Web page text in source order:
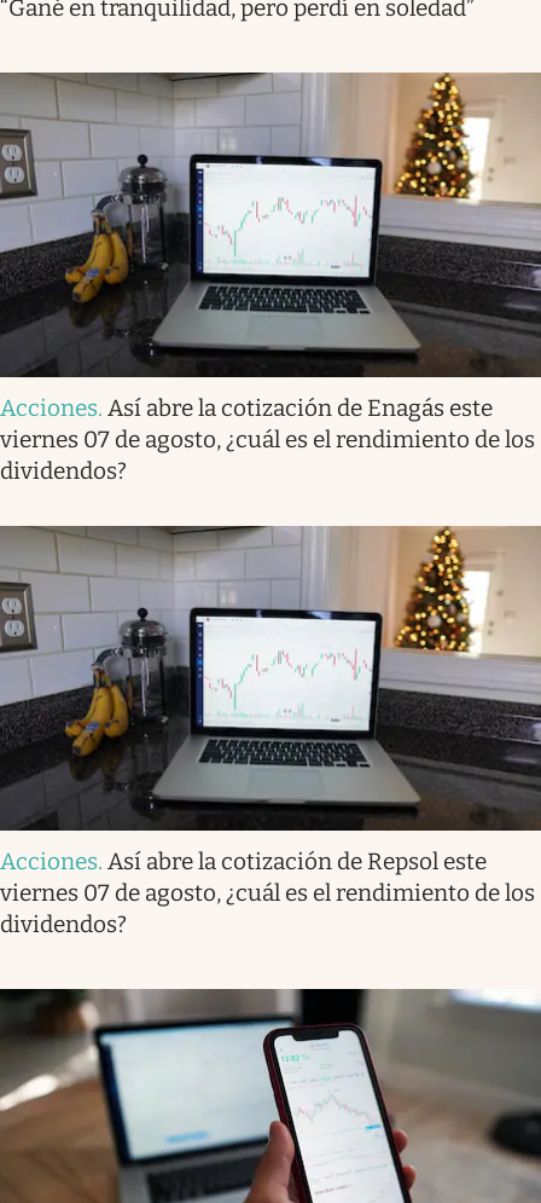
“Gané en tranquilidad, pero perdí en soledad”
Acciones. Así abre la cotización de Enagás este
viernes 07 de agosto, ¿cuál es el rendimiento de los
dividendos?
Acciones. Así abre la cotización de Repsol este
viernes 07 de agosto, ¿cuál es el rendimiento de los
dividendos?